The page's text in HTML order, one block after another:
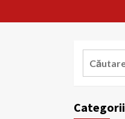
Categorii